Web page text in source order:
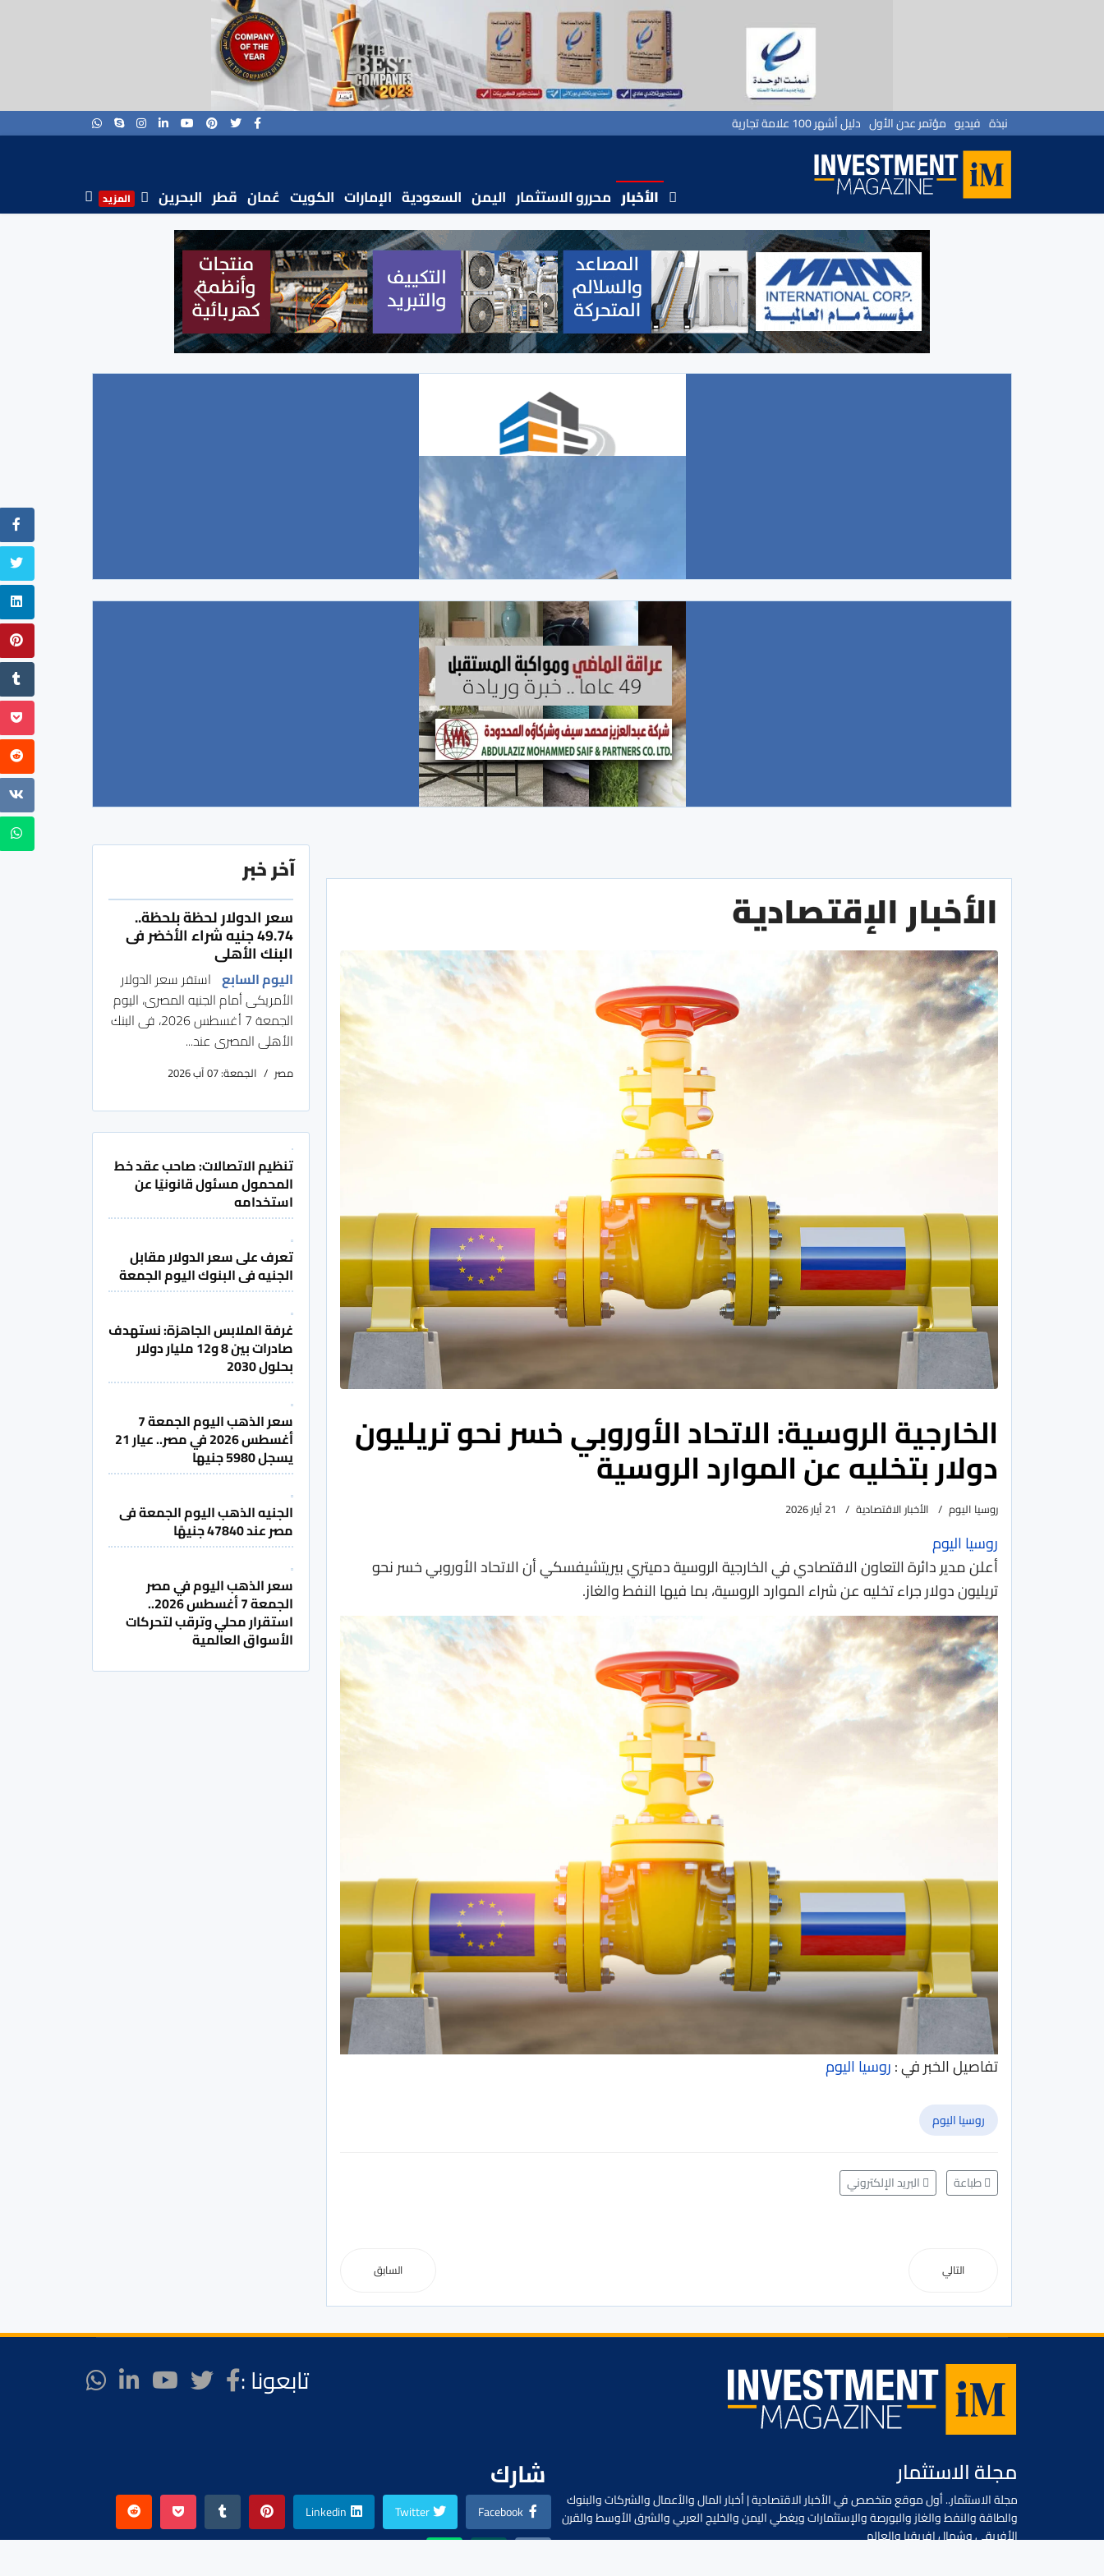
نبذة فيديو مؤتمر عدن الأول دليل أشهر 100 علامة تجارية
الأخبار محررو الاستثمار اليمن السعودية الإمارات الكويت عُمان قطر البحرين المزيد
الأخبار الإقتصادية
الخارجية الروسية: الاتحاد الأوروبي خسر نحو تريليون
دولار بتخليه عن الموارد الروسية
روسيا اليوم الأخبار الاقتصادية 21 أيار 2026
روسيا اليوم
أعلن مدير دائرة التعاون الاقتصادي في الخارجية الروسية دميتري بيريتشيفسكي أن الاتحاد الأوروبي خسر نحو
تريليون دولار جراء تخليه عن شراء الموارد الروسية، بما فيها النفط والغاز.
تفاصيل الخبر في :روسيا اليوم
روسيا اليوم
طباعة البريد الإلكتروني
السابق التالي
آخر خبر
سعر الدولار لحظة بلحظة..
49.74 جنيه شراء الأخضر فى
البنك الأهلى
اليوم السابع استقر سعر الدولار
الأمريكى أمام الجنيه المصرى، اليوم
الجمعة 7 أغسطس 2026، فى البنك
الأهلى المصرى عند...
مصر الجمعة: 07 آب 2026
تنظيم الاتصالات: صاحب عقد خط
المحمول مسئول قانونيًا عن
استخدامه
تعرف على سعر الدولار مقابل
الجنيه فى البنوك اليوم الجمعة
غرفة الملابس الجاهزة: نستهدف
صادرات بين 8 و12 مليار دولار
بحلول 2030
سعر الذهب اليوم الجمعة 7
أغسطس 2026 في مصر.. عيار 21
يسجل 5980 جنيها
الجنيه الذهب اليوم الجمعة فى
مصر عند 47840 جنيهًا
سعر الذهب اليوم في مصر
الجمعة 7 أغسطس 2026..
استقرار محلي وترقب لتحركات
الأسواق العالمية
تابعونا :
مجلة الاستثمار
مجلة الاستثمار.. أول موقع متخصص في الأخبار الاقتصادية | أخبار المال والأعمال والشركات والبنوك
والطاقة والنفط والغاز والبورصة والإستثمارات ويغطي اليمن والخليج العربي والشرق الأوسط والقرن
الأفريقي وشمال افريقيا والعالم
شارك
Facebook
Twitter
Linkedin